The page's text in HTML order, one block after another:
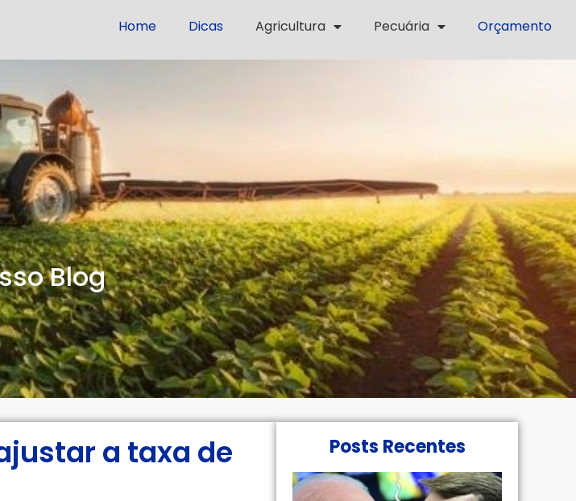
Home Dicas Agricultura Pecuária Orçamento
Blog
a taxa de Posts Recentes